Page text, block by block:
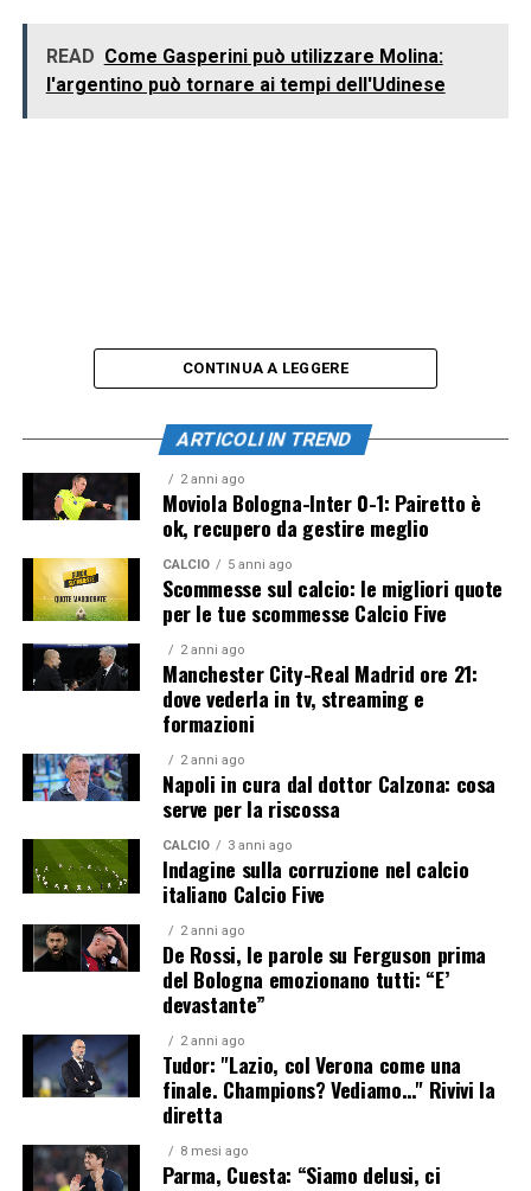
READ Come Gasperini può utilizzare Molina:
l'argentino può tornare ai tempi dell'Udinese
CONTINUA A LEGGERE
ARTICOLI IN TREND
2 anni ago
Moviola Bologna-Inter 0-1: Pairetto è
ok, recupero da gestire meglio
CALCIO 5 anni ago
Scommesse sul calcio: le migliori quote
per le tue scommesse Calcio Five
2 anni ago
Manchester City-Real Madrid ore 21:
dove vederla in tv, streaming e
formazioni
2 anni ago
Napoli in cura dal dottor Calzona: cosa
serve per la riscossa
CALCIO 3 anni ago
Indagine sulla corruzione nel calcio
italiano Calcio Five
2 anni ago
De Rossi, le parole su Ferguson prima
del Bologna emozionano tutti: “E’
devastante”
2 anni ago
Tudor: "Lazio, col Verona come una
finale. Champions? Vediamo…" Rivivi la
diretta
8 mesi ago
Parma, Cuesta: “Siamo delusi, ci